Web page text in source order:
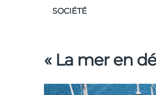
SOCIÉTÉ
« La mer en